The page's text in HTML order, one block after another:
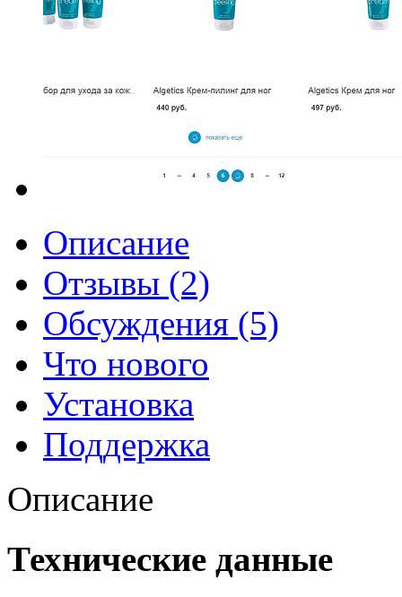
Описание
Отзывы (2)
Обсуждения (5)
Что нового
Установка
Поддержка
Описание
Технические данные